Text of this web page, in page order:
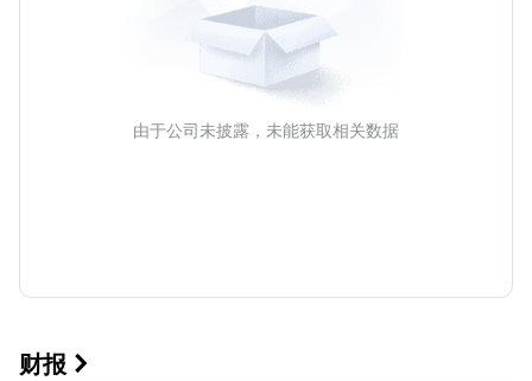
由于公司未披露，未能获取相关数据
财报 